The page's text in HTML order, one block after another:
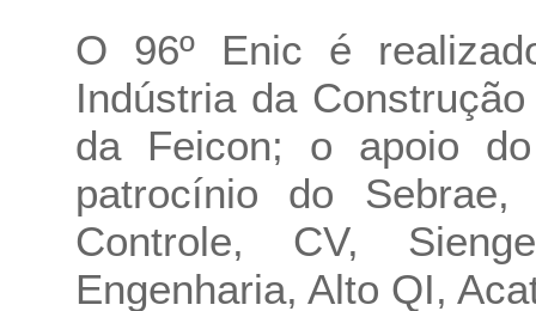
O 96º Enic é
Indústria da
da Feicon; o apoio
patrocínio do
Controle, CV,
Engenharia, Alto QI,